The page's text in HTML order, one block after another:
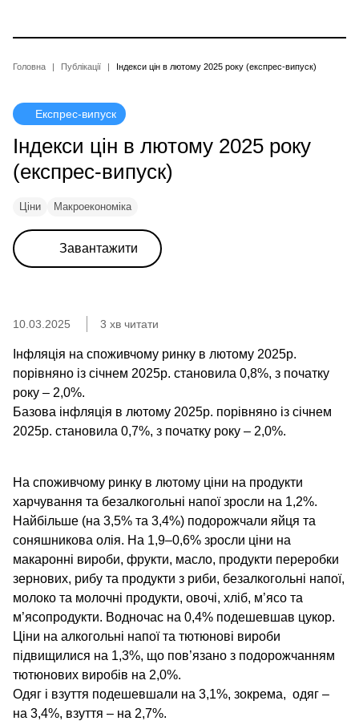
основного
Рядок
навіґації
Головна Публікації Індекси цін в лютому 2025 року (експрес-випуск)
Експрес-випуск
Індекси цін в лютому 2025 року
(експрес-випуск)
Ціни Макроекономіка
Завантажити
10.03.2025 3 хв читати
Інфляція на споживчому ринку в лютому 2025р.
порівняно із січнем 2025р. становила 0,8%, з початку
року – 2,0%.
Базова інфляція в лютому 2025р. порівняно із січнем
2025р. становила 0,7%, з початку року – 2,0%.
На споживчому ринку в лютому ціни на продукти
харчування та безалкогольні напої зросли на 1,2%.
Найбільше (на 3,5% та 3,4%) подорожчали яйця та
соняшникова олія. На 1,9–0,6% зросли ціни на
макаронні вироби, фрукти, масло, продукти переробки
зернових, рибу та продукти з риби, безалкогольні напої,
молоко та молочні продукти, овочі, хліб, м’ясо та
м’ясопродукти. Водночас на 0,4% подешевшав цукор.
Ціни на алкогольні напої та тютюнові вироби
підвищилися на 1,3%, що пов’язано з подорожчанням
тютюнових виробів на 2,0%.
Одяг і взуття подешевшали на 3,1%, зокрема, одяг –
на 3,4%, взуття – на 2,7%.